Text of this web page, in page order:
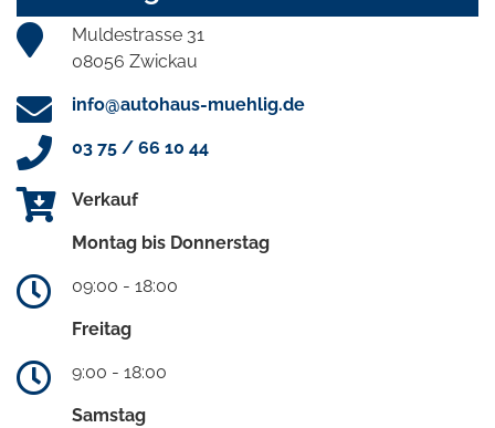
Muldestrasse 31
08056 Zwickau
info@autohaus-muehlig.de
03 75 / 66 10 44
Verkauf
Montag bis Donnerstag
09:00 - 18:00
Freitag
9:00 - 18:00
Samstag